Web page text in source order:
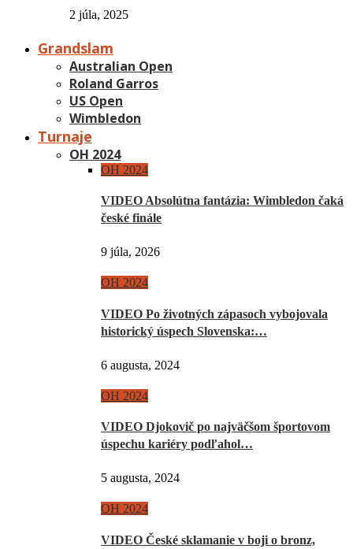
2 júla, 2025
Grandslam
Australian Open
Roland Garros
US Open
Wimbledon
Turnaje
OH 2024
OH 2024
VIDEO Absolútna fantázia: Wimbledon čaká
české finále
9 júla, 2026
OH 2024
VIDEO Po životných zápasoch vybojovala
historický úspech Slovenska:…
6 augusta, 2024
OH 2024
VIDEO Djokovič po najväčšom športovom
úspechu kariéry podľahol…
5 augusta, 2024
OH 2024
VIDEO České sklamanie v boji o bronz,